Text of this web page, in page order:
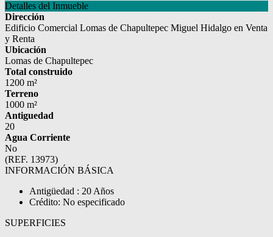
Detalles del Inmueble
Dirección
Edificio Comercial Lomas de Chapultepec Miguel Hidalgo en Venta
y Renta
Ubicación
Lomas de Chapultepec
Total construido
1200 m²
Terreno
1000 m²
Antiguedad
20
Agua Corriente
No
(REF. 13973)
INFORMACIÓN BÁSICA
Antigüedad : 20 Años
Crédito: No especificado
SUPERFICIES